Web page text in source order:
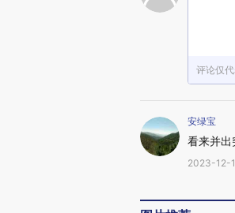
评论仅
安绿宝
看来并出
2023-12-